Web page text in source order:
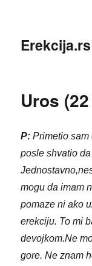
Erekcija.rs
Uros
P: Primetio sam
posle shvatio
mogu da imam
pomaze ni ako
erekciju. To mi
devojkom.Ne
gore. Ne znam